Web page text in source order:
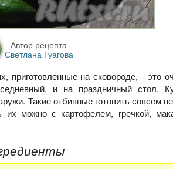
Автор рецепта
Светлана Гуагова
приготовленные на сковороде, - это
и на праздничный стол.
Такие отбивные готовить совсем
можно с картофелем, гречкой,